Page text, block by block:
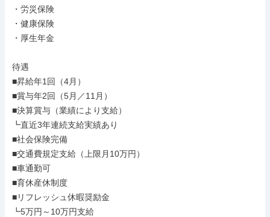
・労災保険
・健康保険
・厚生年金
待遇
■昇給年1回（4月）
■賞与年2回（5月／11月）
■決算賞与（業績により支給）
┗直近3年連続支給実績あり
■社会保険完備
■交通費規定支給（上限月10万円）
■車通勤可
■育休産休制度
■リフレッシュ休暇奨励金
┗5万円～10万円支給